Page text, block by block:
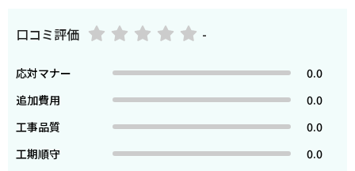
口コミ評価 -
応対マナー
0.0
追加費用
0.0
工事品質
0.0
工期順守
0.0